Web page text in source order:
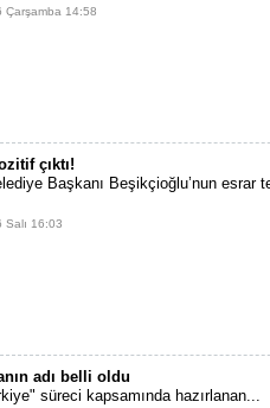
Çarşamba 14:58
çıktı!
Başkanı Beşikçioğlu’nun esrar
Salı 16:03
adı belli oldu
süreci kapsamında hazırlanan...